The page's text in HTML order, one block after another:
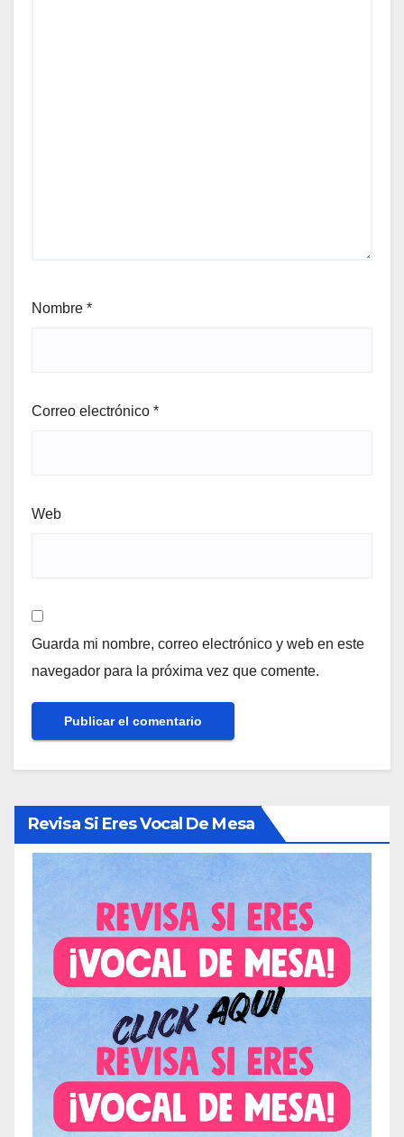
Nombre *
Correo electrónico *
Web
Guarda mi nombre, correo electrónico y web en este
navegador para la próxima vez que comente.
Revisa Si Eres Vocal De Mesa